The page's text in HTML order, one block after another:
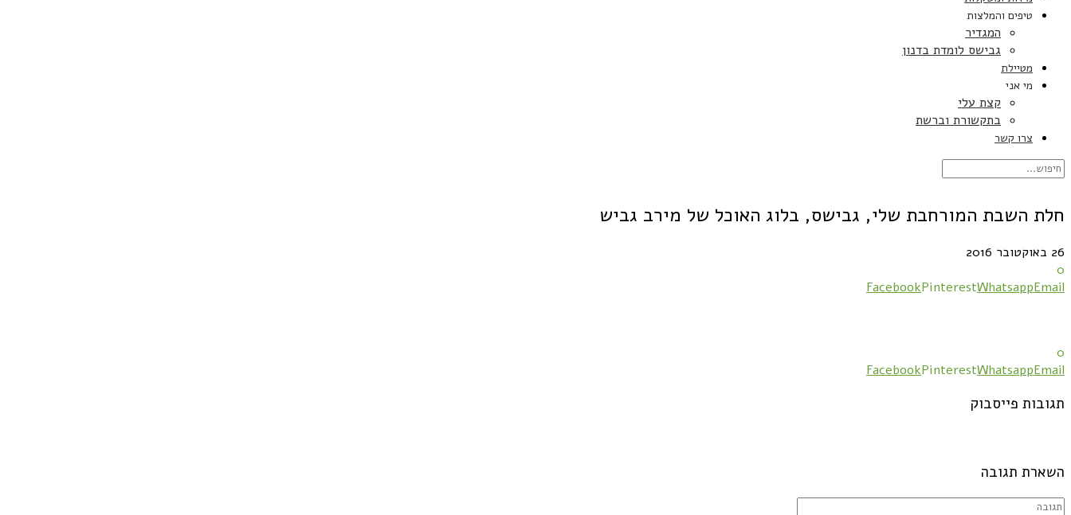
טיפים והמלצות
המגדיר
גבישס לומדת בדנון
מטיילת
מי אני
קצת עלי
בתקשורת וברשת
צרו קשר
חלת השבת המורחבת שלי, גבישס, בלוג האוכל של מירב גביש
26 באוקטובר 2016
0
FacebookPinterestWhatsappEmail
0
FacebookPinterestWhatsappEmail
תגובות פייסבוק
השארת תגובה